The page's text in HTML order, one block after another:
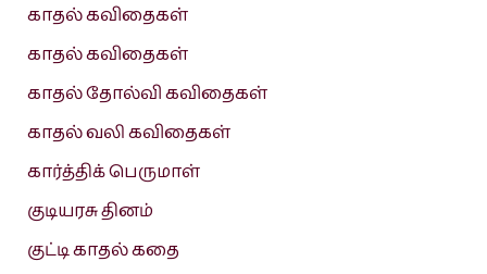
காதல் கவிதைகள்
காதல் கவிதைகள்
காதல் தோல்வி கவிதைகள்
காதல் வலி கவிதைகள்
கார்த்திக் பெருமாள்
குடியரசு தினம்
குட்டி காதல் கதை